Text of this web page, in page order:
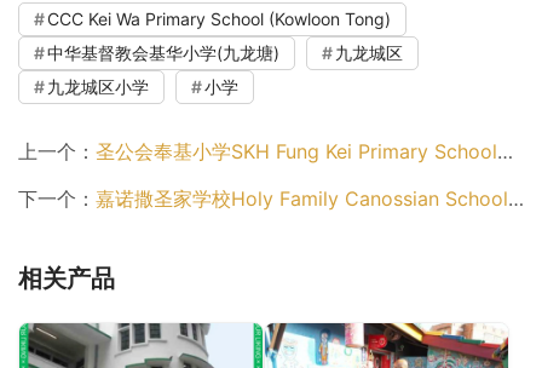
CCC Kei Wa Primary School (Kowloon Tong)
中华基督教会基华小学(九龙塘)
九龙城区
九龙城区小学
小学
上一个： 圣公会奉基小学SKH Fung Kei Primary School（九龙城区小学）
下一个： 嘉诺撒圣家学校Holy Family Canossian School（九龙城区小学）
相关产品